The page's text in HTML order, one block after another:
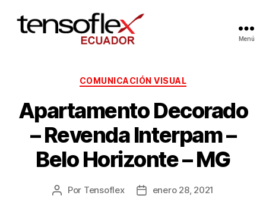
Menú
COMUNICACIÓN VISUAL
Apartamento Decorado
– Revenda Interpam –
Belo Horizonte – MG
Por Tensoflex enero 28, 2021